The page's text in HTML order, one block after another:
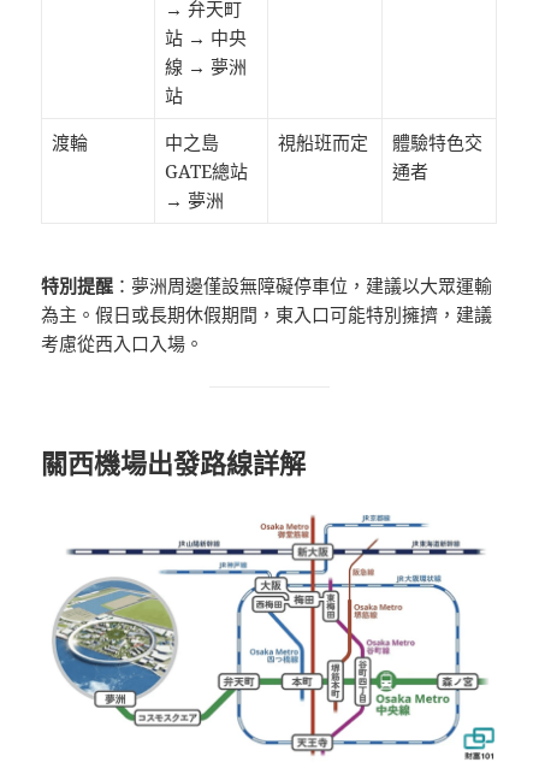
→ 弁天町
站 → 中央
線 → 夢洲
站
渡輪
中之島
GATE總站
→ 夢洲
視船班而定
體驗特色交
通者
特別提醒 ：夢洲周邊僅設無障礙停車位，建議以大眾運輸
為主。假日或長期休假期間，東入口可能特別擁擠，建議
考慮從西入口入場。
關西機場出發路線詳解